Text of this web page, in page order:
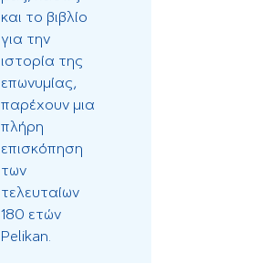
και το βιβλίο
για την
ιστορία της
επωνυμίας,
παρέχουν μια
πλήρη
επισκόπηση
των
τελευταίων
180 ετών
Pelikan.